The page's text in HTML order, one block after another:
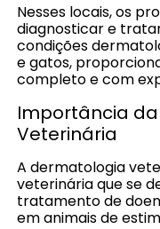
Nesses locais, os
diagnosticar e
condições
e gatos,
completo e com
Importância
Veterinária
A dermatologia
veterinária que se
tratamento de
em animais de